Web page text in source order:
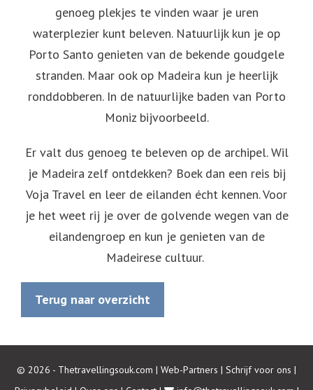
genoeg plekjes te vinden waar je uren
waterplezier kunt beleven. Natuurlijk kun je op
Porto Santo genieten van de bekende goudgele
stranden. Maar ook op Madeira kun je heerlijk
ronddobberen. In de natuurlijke baden van Porto
Moniz bijvoorbeeld.
Er valt dus genoeg te beleven op de archipel. Wil
je Madeira zelf ontdekken? Boek dan een reis bij
Voja Travel en leer de eilanden écht kennen. Voor
je het weet rij je over de golvende wegen van de
eilandengroep en kun je genieten van de
Madeirese cultuur.
Terug naar overzicht
© 2026 - Thetravellingsouk.com | Web-Partners | Schrijf voor ons |